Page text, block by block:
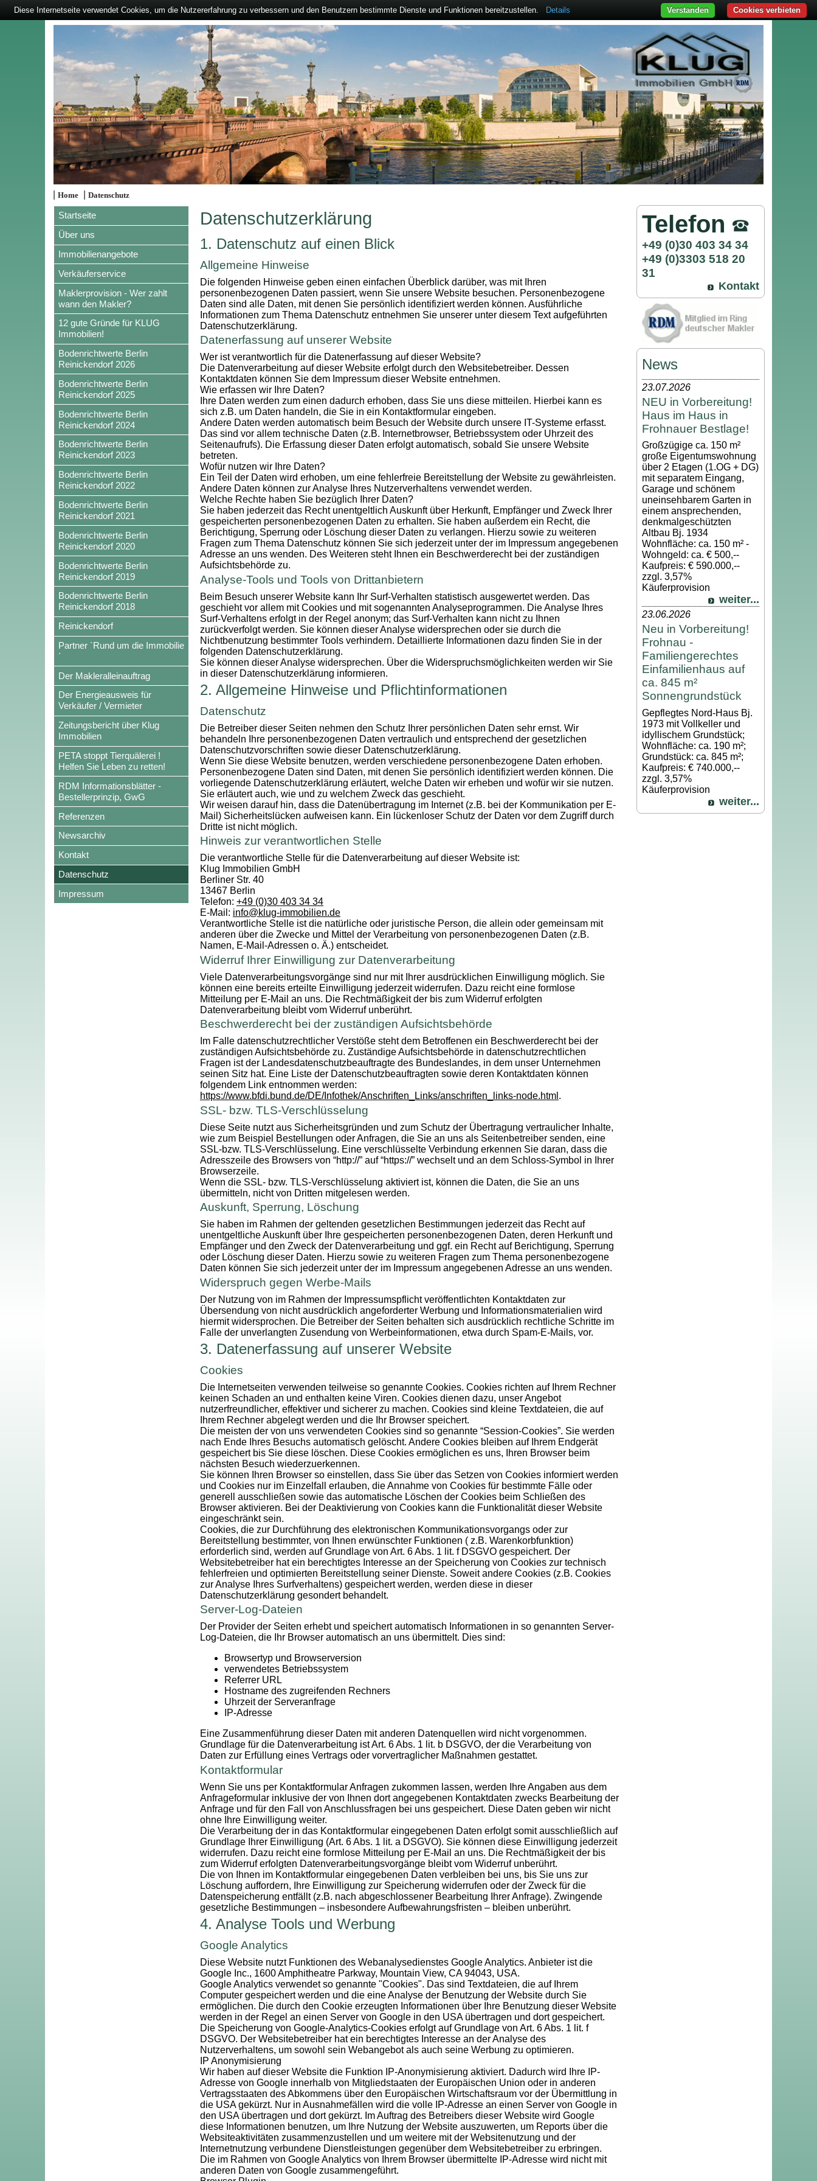
|Home |Datenschutz
Startseite
Über uns
Immobilienangebote
Verkäuferservice
Maklerprovision - Wer zahlt
wann den Makler?
12 gute Gründe für KLUG
Immobilien!
Bodenrichtwerte Berlin
Reinickendorf 2026
Bodenrichtwerte Berlin
Reinickendorf 2025
Bodenrichtwerte Berlin
Reinickendorf 2024
Bodenrichtwerte Berlin
Reinickendorf 2023
Bodenrichtwerte Berlin
Reinickendorf 2022
Bodenrichtwerte Berlin
Reinickendorf 2021
Bodenrichtwerte Berlin
Reinickendorf 2020
Bodenrichtwerte Berlin
Reinickendorf 2019
Bodenrichtwerte Berlin
Reinickendorf 2018
Reinickendorf
Partner `Rund um die Immobilie
´
Der Makleralleinauftrag
Der Energieausweis für
Verkäufer / Vermieter
Zeitungsbericht über Klug
Immobilien
PETA stoppt Tierquälerei !
Helfen Sie Leben zu retten!
RDM Informationsblätter -
Bestellerprinzip, GwG
Referenzen
Newsarchiv
Kontakt
Datenschutz
Impressum
Datenschutzerklärung
1. Datenschutz auf einen Blick
Allgemeine Hinweise
Die folgenden Hinweise geben einen einfachen Überblick darüber, was mit Ihren
personenbezogenen Daten passiert, wenn Sie unsere Website besuchen. Personenbezogene
Daten sind alle Daten, mit denen Sie persönlich identifiziert werden können. Ausführliche
Informationen zum Thema Datenschutz entnehmen Sie unserer unter diesem Text aufgeführten
Datenschutzerklärung.
Datenerfassung auf unserer Website
Wer ist verantwortlich für die Datenerfassung auf dieser Website?
Die Datenverarbeitung auf dieser Website erfolgt durch den Websitebetreiber. Dessen
Kontaktdaten können Sie dem Impressum dieser Website entnehmen.
Wie erfassen wir Ihre Daten?
Ihre Daten werden zum einen dadurch erhoben, dass Sie uns diese mitteilen. Hierbei kann es
sich z.B. um Daten handeln, die Sie in ein Kontaktformular eingeben.
Andere Daten werden automatisch beim Besuch der Website durch unsere IT-Systeme erfasst.
Das sind vor allem technische Daten (z.B. Internetbrowser, Betriebssystem oder Uhrzeit des
Seitenaufrufs). Die Erfassung dieser Daten erfolgt automatisch, sobald Sie unsere Website
betreten.
Wofür nutzen wir Ihre Daten?
Ein Teil der Daten wird erhoben, um eine fehlerfreie Bereitstellung der Website zu gewährleisten.
Andere Daten können zur Analyse Ihres Nutzerverhaltens verwendet werden.
Welche Rechte haben Sie bezüglich Ihrer Daten?
Sie haben jederzeit das Recht unentgeltlich Auskunft über Herkunft, Empfänger und Zweck Ihrer
gespeicherten personenbezogenen Daten zu erhalten. Sie haben außerdem ein Recht, die
Berichtigung, Sperrung oder Löschung dieser Daten zu verlangen. Hierzu sowie zu weiteren
Fragen zum Thema Datenschutz können Sie sich jederzeit unter der im Impressum angegebenen
Adresse an uns wenden. Des Weiteren steht Ihnen ein Beschwerderecht bei der zuständigen
Aufsichtsbehörde zu.
Analyse-Tools und Tools von Drittanbietern
Beim Besuch unserer Website kann Ihr Surf-Verhalten statistisch ausgewertet werden. Das
geschieht vor allem mit Cookies und mit sogenannten Analyseprogrammen. Die Analyse Ihres
Surf-Verhaltens erfolgt in der Regel anonym; das Surf-Verhalten kann nicht zu Ihnen
zurückverfolgt werden. Sie können dieser Analyse widersprechen oder sie durch die
Nichtbenutzung bestimmter Tools verhindern. Detaillierte Informationen dazu finden Sie in der
folgenden Datenschutzerklärung.
Sie können dieser Analyse widersprechen. Über die Widerspruchsmöglichkeiten werden wir Sie
in dieser Datenschutzerklärung informieren.
2. Allgemeine Hinweise und Pflichtinformationen
Datenschutz
Die Betreiber dieser Seiten nehmen den Schutz Ihrer persönlichen Daten sehr ernst. Wir
behandeln Ihre personenbezogenen Daten vertraulich und entsprechend der gesetzlichen
Datenschutzvorschriften sowie dieser Datenschutzerklärung.
Wenn Sie diese Website benutzen, werden verschiedene personenbezogene Daten erhoben.
Personenbezogene Daten sind Daten, mit denen Sie persönlich identifiziert werden können. Die
vorliegende Datenschutzerklärung erläutert, welche Daten wir erheben und wofür wir sie nutzen.
Sie erläutert auch, wie und zu welchem Zweck das geschieht.
Wir weisen darauf hin, dass die Datenübertragung im Internet (z.B. bei der Kommunikation per E-
Mail) Sicherheitslücken aufweisen kann. Ein lückenloser Schutz der Daten vor dem Zugriff durch
Dritte ist nicht möglich.
Hinweis zur verantwortlichen Stelle
Die verantwortliche Stelle für die Datenverarbeitung auf dieser Website ist:
Klug Immobilien GmbH
Berliner Str. 40
13467 Berlin
Telefon: +49 (0)30 403 34 34
E-Mail: info@klug-immobilien.de
Verantwortliche Stelle ist die natürliche oder juristische Person, die allein oder gemeinsam mit
anderen über die Zwecke und Mittel der Verarbeitung von personenbezogenen Daten (z.B.
Namen, E-Mail-Adressen o. Ä.) entscheidet.
Widerruf Ihrer Einwilligung zur Datenverarbeitung
Viele Datenverarbeitungsvorgänge sind nur mit Ihrer ausdrücklichen Einwilligung möglich. Sie
können eine bereits erteilte Einwilligung jederzeit widerrufen. Dazu reicht eine formlose
Mitteilung per E-Mail an uns. Die Rechtmäßigkeit der bis zum Widerruf erfolgten
Datenverarbeitung bleibt vom Widerruf unberührt.
Beschwerderecht bei der zuständigen Aufsichtsbehörde
Im Falle datenschutzrechtlicher Verstöße steht dem Betroffenen ein Beschwerderecht bei der
zuständigen Aufsichtsbehörde zu. Zuständige Aufsichtsbehörde in datenschutzrechtlichen
Fragen ist der Landesdatenschutzbeauftragte des Bundeslandes, in dem unser Unternehmen
seinen Sitz hat. Eine Liste der Datenschutzbeauftragten sowie deren Kontaktdaten können
folgendem Link entnommen werden:
https://www.bfdi.bund.de/DE/Infothek/Anschriften_Links/anschriften_links-node.html .
SSL- bzw. TLS-Verschlüsselung
Diese Seite nutzt aus Sicherheitsgründen und zum Schutz der Übertragung vertraulicher Inhalte,
wie zum Beispiel Bestellungen oder Anfragen, die Sie an uns als Seitenbetreiber senden, eine
SSL-bzw. TLS-Verschlüsselung. Eine verschlüsselte Verbindung erkennen Sie daran, dass die
Adresszeile des Browsers von “http://” auf “https://” wechselt und an dem Schloss-Symbol in Ihrer
Browserzeile.
Wenn die SSL- bzw. TLS-Verschlüsselung aktiviert ist, können die Daten, die Sie an uns
übermitteln, nicht von Dritten mitgelesen werden.
Auskunft, Sperrung, Löschung
Sie haben im Rahmen der geltenden gesetzlichen Bestimmungen jederzeit das Recht auf
unentgeltliche Auskunft über Ihre gespeicherten personenbezogenen Daten, deren Herkunft und
Empfänger und den Zweck der Datenverarbeitung und ggf. ein Recht auf Berichtigung, Sperrung
oder Löschung dieser Daten. Hierzu sowie zu weiteren Fragen zum Thema personenbezogene
Daten können Sie sich jederzeit unter der im Impressum angegebenen Adresse an uns wenden.
Widerspruch gegen Werbe-Mails
Der Nutzung von im Rahmen der Impressumspflicht veröffentlichten Kontaktdaten zur
Übersendung von nicht ausdrücklich angeforderter Werbung und Informationsmaterialien wird
hiermit widersprochen. Die Betreiber der Seiten behalten sich ausdrücklich rechtliche Schritte im
Falle der unverlangten Zusendung von Werbeinformationen, etwa durch Spam-E-Mails, vor.
3. Datenerfassung auf unserer Website
Cookies
Die Internetseiten verwenden teilweise so genannte Cookies. Cookies richten auf Ihrem Rechner
keinen Schaden an und enthalten keine Viren. Cookies dienen dazu, unser Angebot
nutzerfreundlicher, effektiver und sicherer zu machen. Cookies sind kleine Textdateien, die auf
Ihrem Rechner abgelegt werden und die Ihr Browser speichert.
Die meisten der von uns verwendeten Cookies sind so genannte “Session-Cookies”. Sie werden
nach Ende Ihres Besuchs automatisch gelöscht. Andere Cookies bleiben auf Ihrem Endgerät
gespeichert bis Sie diese löschen. Diese Cookies ermöglichen es uns, Ihren Browser beim
nächsten Besuch wiederzuerkennen.
Sie können Ihren Browser so einstellen, dass Sie über das Setzen von Cookies informiert werden
und Cookies nur im Einzelfall erlauben, die Annahme von Cookies für bestimmte Fälle oder
generell ausschließen sowie das automatische Löschen der Cookies beim Schließen des
Browser aktivieren. Bei der Deaktivierung von Cookies kann die Funktionalität dieser Website
eingeschränkt sein.
Cookies, die zur Durchführung des elektronischen Kommunikationsvorgangs oder zur
Bereitstellung bestimmter, von Ihnen erwünschter Funktionen ( z.B. Warenkorbfunktion)
erforderlich sind, werden auf Grundlage von Art. 6 Abs. 1 lit. f DSGVO gespeichert. Der
Websitebetreiber hat ein berechtigtes Interesse an der Speicherung von Cookies zur technisch
fehlerfreien und optimierten Bereitstellung seiner Dienste. Soweit andere Cookies (z.B. Cookies
zur Analyse Ihres Surfverhaltens) gespeichert werden, werden diese in dieser
Datenschutzerklärung gesondert behandelt.
Server-Log-Dateien
Der Provider der Seiten erhebt und speichert automatisch Informationen in so genannten Server-
Log-Dateien, die Ihr Browser automatisch an uns übermittelt. Dies sind:
Browsertyp und Browserversion
verwendetes Betriebssystem
Referrer URL
Hostname des zugreifenden Rechners
Uhrzeit der Serveranfrage
IP-Adresse
Eine Zusammenführung dieser Daten mit anderen Datenquellen wird nicht vorgenommen.
Grundlage für die Datenverarbeitung ist Art. 6 Abs. 1 lit. b DSGVO, der die Verarbeitung von
Daten zur Erfüllung eines Vertrags oder vorvertraglicher Maßnahmen gestattet.
Kontaktformular
Wenn Sie uns per Kontaktformular Anfragen zukommen lassen, werden Ihre Angaben aus dem
Anfrageformular inklusive der von Ihnen dort angegebenen Kontaktdaten zwecks Bearbeitung der
Anfrage und für den Fall von Anschlussfragen bei uns gespeichert. Diese Daten geben wir nicht
ohne Ihre Einwilligung weiter.
Die Verarbeitung der in das Kontaktformular eingegebenen Daten erfolgt somit ausschließlich auf
Grundlage Ihrer Einwilligung (Art. 6 Abs. 1 lit. a DSGVO). Sie können diese Einwilligung jederzeit
widerrufen. Dazu reicht eine formlose Mitteilung per E-Mail an uns. Die Rechtmäßigkeit der bis
zum Widerruf erfolgten Datenverarbeitungsvorgänge bleibt vom Widerruf unberührt.
Die von Ihnen im Kontaktformular eingegebenen Daten verbleiben bei uns, bis Sie uns zur
Löschung auffordern, Ihre Einwilligung zur Speicherung widerrufen oder der Zweck für die
Datenspeicherung entfällt (z.B. nach abgeschlossener Bearbeitung Ihrer Anfrage). Zwingende
gesetzliche Bestimmungen – insbesondere Aufbewahrungsfristen – bleiben unberührt.
4. Analyse Tools und Werbung
Google Analytics
Diese Website nutzt Funktionen des Webanalysedienstes Google Analytics. Anbieter ist die
Google Inc., 1600 Amphitheatre Parkway, Mountain View, CA 94043, USA.
Google Analytics verwendet so genannte "Cookies". Das sind Textdateien, die auf Ihrem
Computer gespeichert werden und die eine Analyse der Benutzung der Website durch Sie
ermöglichen. Die durch den Cookie erzeugten Informationen über Ihre Benutzung dieser Website
werden in der Regel an einen Server von Google in den USA übertragen und dort gespeichert.
Die Speicherung von Google-Analytics-Cookies erfolgt auf Grundlage von Art. 6 Abs. 1 lit. f
DSGVO. Der Websitebetreiber hat ein berechtigtes Interesse an der Analyse des
Nutzerverhaltens, um sowohl sein Webangebot als auch seine Werbung zu optimieren.
IP Anonymisierung
Wir haben auf dieser Website die Funktion IP-Anonymisierung aktiviert. Dadurch wird Ihre IP-
Adresse von Google innerhalb von Mitgliedstaaten der Europäischen Union oder in anderen
Vertragsstaaten des Abkommens über den Europäischen Wirtschaftsraum vor der Übermittlung in
die USA gekürzt. Nur in Ausnahmefällen wird die volle IP-Adresse an einen Server von Google in
den USA übertragen und dort gekürzt. Im Auftrag des Betreibers dieser Website wird Google
diese Informationen benutzen, um Ihre Nutzung der Website auszuwerten, um Reports über die
Websiteaktivitäten zusammenzustellen und um weitere mit der Websitenutzung und der
Internetnutzung verbundene Dienstleistungen gegenüber dem Websitebetreiber zu erbringen.
Die im Rahmen von Google Analytics von Ihrem Browser übermittelte IP-Adresse wird nicht mit
anderen Daten von Google zusammengeführt.
Telefon
+49 (0)30 403 34 34
+49 (0)3303 518 20
31
Kontakt
News
23.07.2026
NEU in Vorbereitung!
Haus im Haus in
Frohnauer Bestlage!
Großzügige ca. 150 m²
große Eigentumswohnung
über 2 Etagen (1.OG + DG)
mit separatem Eingang,
Garage und schönem
uneinsehbarem Garten in
einem ansprechenden,
denkmalgeschützten
Altbau Bj. 1934
Wohnfläche: ca. 150 m² -
Wohngeld: ca. € 500,--
Kaufpreis: € 590.000,--
zzgl. 3,57%
Käuferprovision
weiter...
23.06.2026
Neu in Vorbereitung!
Frohnau -
Familiengerechtes
Einfamilienhaus auf
ca. 845 m²
Sonnengrundstück
Gepflegtes Nord-Haus Bj.
1973 mit Vollkeller und
idyllischem Grundstück;
Wohnfläche: ca. 190 m²;
Grundstück: ca. 845 m²;
Kaufpreis: € 740.000,--
zzgl. 3,57%
Käuferprovision
weiter...
Diese Internetseite verwendet Cookies, um die Nutzererfahrung zu verbessern und den Benutzern bestimmte Dienste und Funktionen bereitzustellen. Details Cookies verbieten
Verstanden